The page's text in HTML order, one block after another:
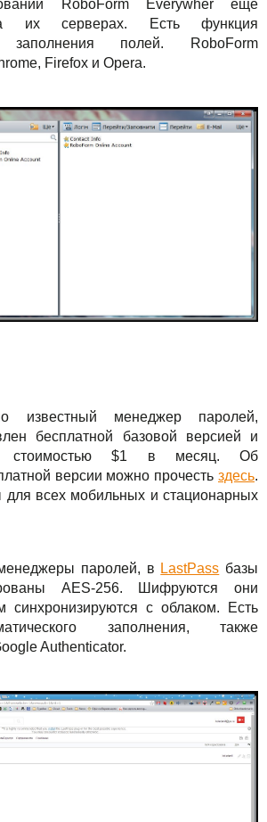
RoboForm Everywher ещё
их серверах. Есть функция
заполнения полей. RoboForm
Firefox и Opera.
известный менеджер паролей,
бесплатной базовой версией и
стоимостью $1 в месяц. Об
версии можно прочесть здесь.
для всех мобильных и стационарных
паролей, в LastPass базы
AES-256. Шифруются они
синхронизируются с облаком. Есть
заполнения, также
Authenticator.